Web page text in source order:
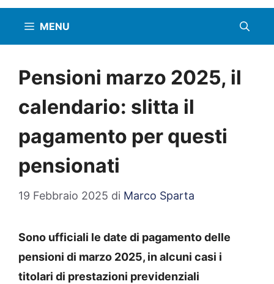
MENU
Pensioni marzo 2025, il
calendario: slitta il
pagamento per questi
pensionati
19 Febbraio 2025 di Marco Sparta
Sono ufficiali le date di pagamento delle
pensioni di marzo 2025, in alcuni casi i
titolari di prestazioni previdenziali